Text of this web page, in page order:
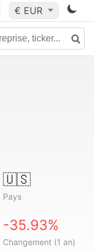
€ EUR
🇺🇸
Pays
-35.93%
Changement (1 an)